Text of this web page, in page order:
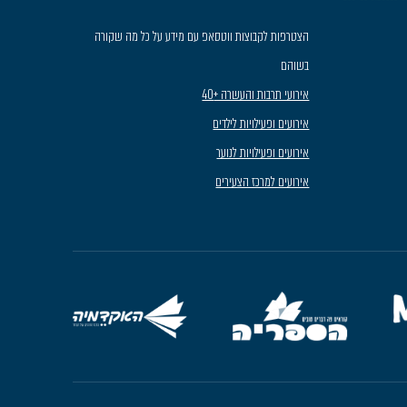
הצטרפות לקבוצות ווטסאפ עם מידע על כל מה שקורה
בשוהם
אירועי תרבות והעשרה +40
אירועים ופעילויות לילדים
אירועים ופעילויות לנוער
אירועים למרכז הצעירים